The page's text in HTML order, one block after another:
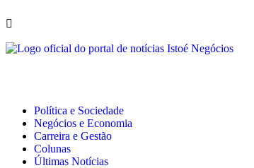
Política e Sociedade
Negócios e Economia
Carreira e Gestão
Colunas
Últimas Notícias